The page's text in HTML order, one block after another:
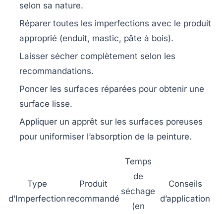
selon sa nature.
Réparer toutes les imperfections avec le produit
approprié (enduit, mastic, pâte à bois).
Laisser sécher complètement selon les
recommandations.
Poncer les surfaces réparées pour obtenir une
surface lisse.
Appliquer un apprêt sur les surfaces poreuses
pour uniformiser l’absorption de la peinture.
Type
d’Imperfection
Produit
recommandé
Temps
de
séchage
(en
Conseils
d’application